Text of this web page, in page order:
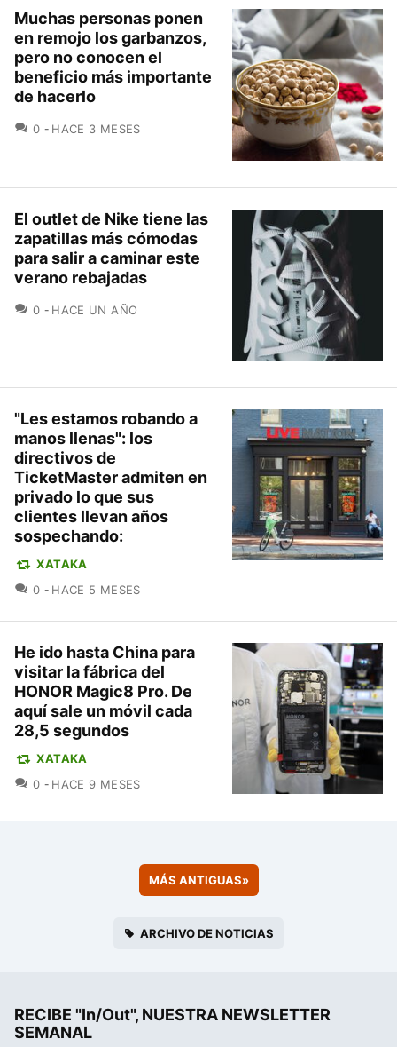
Muchas personas ponen
en remojo los garbanzos,
pero no conocen el
beneficio más importante
de hacerlo
0 COMENTARIOS
HACE 3 MESES
El outlet de Nike tiene las
zapatillas más cómodas
para salir a caminar este
verano rebajadas
0 COMENTARIOS
HACE UN AÑO
"Les estamos robando a
manos llenas": los
directivos de
TicketMaster admiten en
privado lo que sus
clientes llevan años
sospechando:
XATAKA
0 COMENTARIOS
HACE 5 MESES
He ido hasta China para
visitar la fábrica del
HONOR Magic8 Pro. De
aquí sale un móvil cada
28,5 segundos
XATAKA
0 COMENTARIOS
HACE 9 MESES
MÁS ANTIGUAS»
ARCHIVO DE NOTICIAS
RECIBE "In/Out", NUESTRA NEWSLETTER
SEMANAL